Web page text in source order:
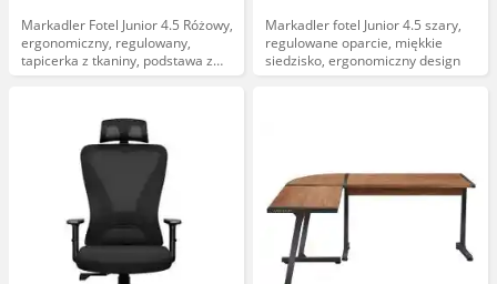
Markadler Fotel Junior 4.5 Różowy,
ergonomiczny, regulowany,
tapicerka z tkaniny, podstawa z
tworzywa, dziecięcy
Markadler fotel Junior 4.5 szary,
regulowane oparcie, miękkie
siedzisko, ergonomiczny design